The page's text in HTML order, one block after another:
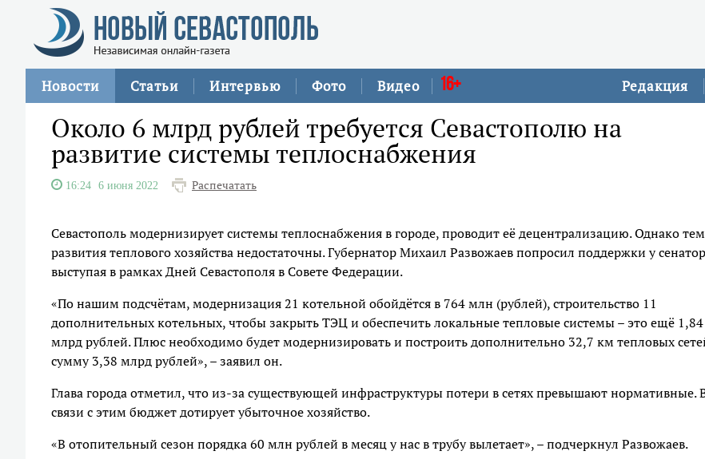
Редакция
Новости Статьи Интервью Фото Видео 16+
Около 6 млрд рублей требуется Севастополю на
развитие системы теплоснабжения
16:24 6 июня 2022 Распечатать
Севастополь модернизирует системы теплоснабжения в городе, проводит её децентрализацию. Однако
развития теплового хозяйства недостаточны. Губернатор Михаил Развожаев попросил поддержки у
выступая в рамках Дней Севастополя в Совете Федерации.
«По нашим подсчётам, модернизация 21 котельной обойдётся в 764 млн (рублей), строительство 11
дополнительных котельных, чтобы закрыть ТЭЦ и обеспечить локальные тепловые системы – это ещё 1,84
млрд рублей. Плюс необходимо будет модернизировать и построить дополнительно 32,7 км тепловых
сумму 3,38 млрд рублей», – заявил он.
Глава города отметил, что из-за существующей инфраструктуры потери в сетях превышают нормативные.
связи с этим бюджет дотирует убыточное хозяйство.
«В отопительный сезон порядка 60 млн рублей в месяц у нас в трубу вылетает», – подчеркнул Развожаев.